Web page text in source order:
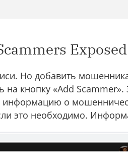
Exposed
Но добавить
на кнопку «Add
о
это необходимо.